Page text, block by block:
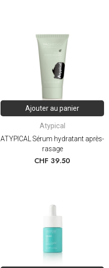
Ajouter au panier
Atypical
ATYPICAL Sérum hydratant après-
rasage
CHF 39.50